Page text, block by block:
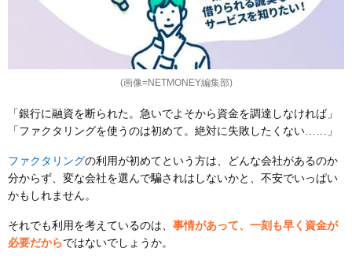
(画像=NETMONEY編集部)
「銀行に融資を断られた。急いでよそから資金を調達しなければ」
「ファクタリングを使うのは初めて。絶対に失敗したくない……」
ファクタリングの利用が初めてという方は、どんな会社があるのか
分からず、変な会社を選んで騙されはしないかと、不安でいっぱい
かもしれません。
それでも利用を考えているのは、 事情があって、一刻も早く資金が
必要だからではないでしょうか。